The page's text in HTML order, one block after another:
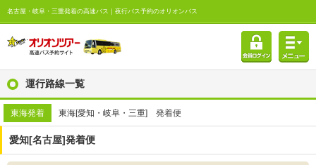
名古屋・岐阜・三重発着の高速バス｜夜行バス予約のオリオンバス
運行路線一覧
東海発着 東海[愛知・岐阜・三重] 発着便
愛知[名古屋]発着便